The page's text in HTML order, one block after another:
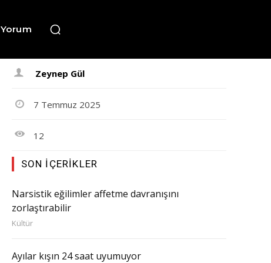
Yorum
Zeynep Gül
7 Temmuz 2025
12
SON İÇERIKLER
Narsistik eğilimler affetme davranışını
zorlaştırabilir
Kültür
Ayılar kışın 24 saat uyumuyor